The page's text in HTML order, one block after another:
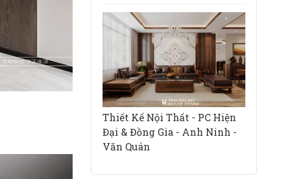
Thiết Kế Nội Thất - PC Hiện
Đại & Đồng Gia - Anh Ninh -
Văn Quán